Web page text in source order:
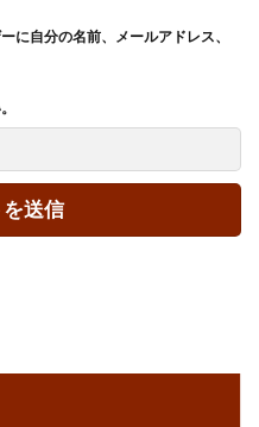
に自分の名前、メールアドレス、